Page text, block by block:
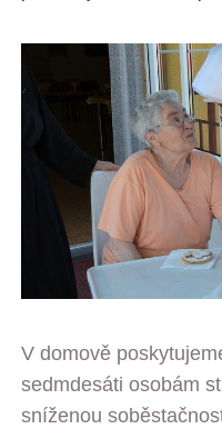
V domově
sedmdesáti osobám
sníženou